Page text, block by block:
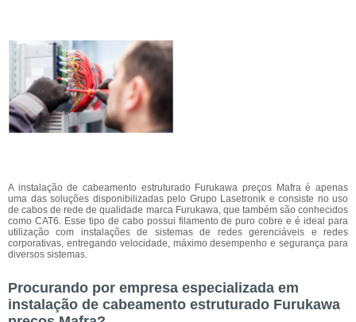
A instalação de cabeamento estruturado Furukawa preços Mafra é apenas
uma das soluções disponibilizadas pelo Grupo Lasetronik e consiste no uso
de cabos de rede de qualidade marca Furukawa, que também são conhecidos
como CAT6. Esse tipo de cabo possui filamento de puro cobre e é ideal para
utilização com instalações de sistemas de redes gerenciáveis e redes
corporativas, entregando velocidade, máximo desempenho e segurança para
diversos sistemas.
Procurando por empresa especializada em
instalação de cabeamento estruturado Furukawa